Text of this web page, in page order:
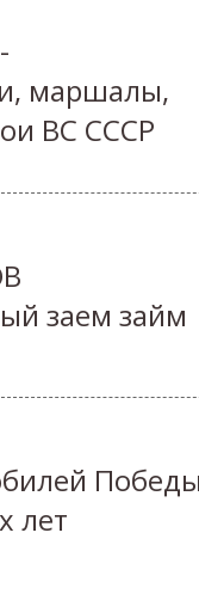
маршалы,
ВС СССР
заем займ
лет